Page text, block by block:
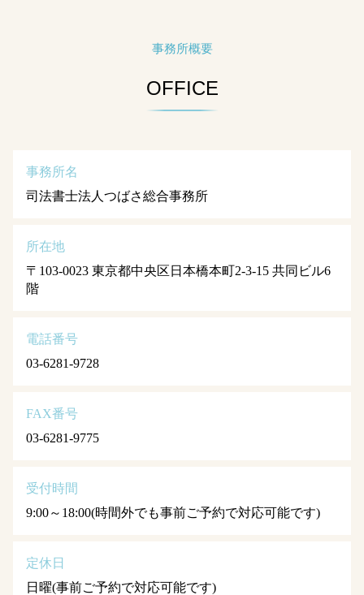
事務所概要
OFFICE
事務所名
司法書士法人つばさ総合事務所
所在地
〒103-0023 東京都中央区日本橋本町2-3-15 共同ビル6
階
電話番号
03-6281-9728
FAX番号
03-6281-9775
受付時間
9:00～18:00(時間外でも事前ご予約で対応可能です)
定休日
日曜(事前ご予約で対応可能です)